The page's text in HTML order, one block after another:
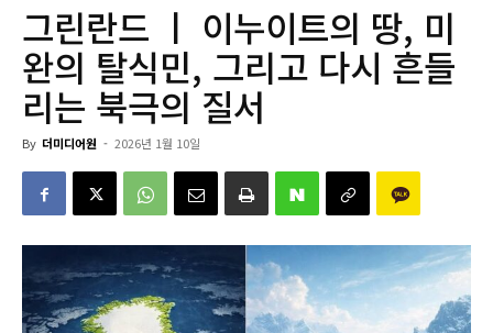
그린란드 ㅣ 이누이트의 땅, 미
완의 탈식민, 그리고 다시 흔들
리는 북극의 질서
By 더미디어원 - 2026년 1월 10일